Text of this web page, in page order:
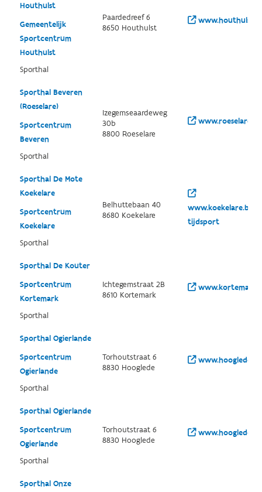
Houthulst
Gemeentelijk
Sportcentrum
Houthulst
Sporthal
Paardedreef 6
8650 Houthulst
Sporthal Beveren
(Roeselare)
Sportcentrum
Beveren
Sporthal
Izegemseaardeweg
30b
8800 Roeselare
Sporthal De Mote
Koekelare
Sportcentrum
Koekelare
Sporthal
Belhuttebaan 40
8680 Koekelare
tijdsport
Sporthal De Kouter
Sportcentrum
Kortemark
Sporthal
Ichtegemstraat 2B
8610 Kortemark
Sporthal Ogierlande
Sportcentrum
Ogierlande
Sporthal
Torhoutstraat 6
8830 Hooglede
Sporthal Ogierlande
Sportcentrum
Ogierlande
Sporthal
Torhoutstraat 6
8830 Hooglede
Sporthal Onze